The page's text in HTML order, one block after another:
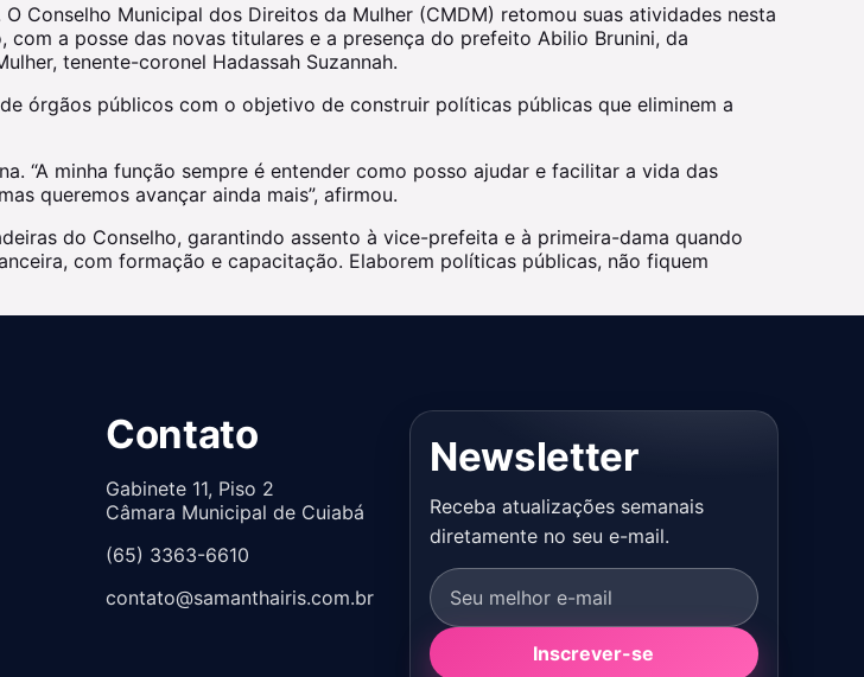
Conselho Municipal dos Direitos da Mulher (CMDM) retomou suas atividades nesta
a posse das novas titulares e a presença do prefeito Abilio Brunini, da
tenente-coronel Hadassah Suzannah.
órgãos públicos com o objetivo de construir políticas públicas que eliminem a
“A minha função sempre é entender como posso ajudar e facilitar a vida das
queremos avançar ainda mais”, afirmou.
do Conselho, garantindo assento à vice-prefeita e à primeira-dama quando
com formação e capacitação. Elaborem políticas públicas, não fiquem
Contato
Gabinete 11, Piso 2
Câmara Municipal de Cuiabá
(65) 3363-6610
contato@samanthairis.com.br
Newsletter
Receba atualizações semanais
diretamente no seu e-mail.
Inscrever-se